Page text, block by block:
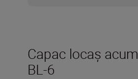
Capac locaş
BL-6